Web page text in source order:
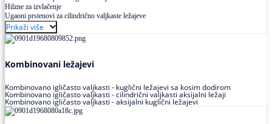
Hilzne za izvlačenje
Ugaoni prstenovi za cilindrično valjkaste ležajeve
Prikaži više
Kombinovani ležajevi
Kombinovano igličasto valjkasti - kuglični ležajevi sa kosim dodirom
Kombinovano igličasto valjkasti - cilindrični valjkasti aksijalni ležaji
Kombinovano igličasto valjkasti - aksijalni kuglični ležajevi